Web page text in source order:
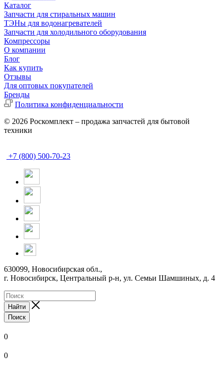
Каталог
Запчасти для стиральных машин
ТЭНы для водонагревателей
Запчасти для холодильного оборудования
Компрессоры
О компании
Блог
Как купить
Отзывы
Для оптовых покупателей
Бренды
Политика конфиденциальности
© 2026 Роскомплект – продажа запчастей для бытовой
техники
+7 (800) 500-70-23
630099, Новосибирская обл.,
г. Новосибирск, Центральный р-н, ул. Семьи Шамшиных, д. 4
Найти
Поиск
0
0